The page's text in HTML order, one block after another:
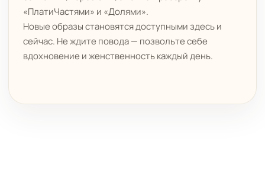
«ПлатиЧастями» и «Долями».
Новые образы становятся доступными здесь и
сейчас. Не ждите повода — позвольте себе
вдохновение и женственность каждый день.